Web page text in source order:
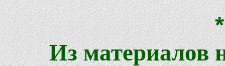
Из материалов